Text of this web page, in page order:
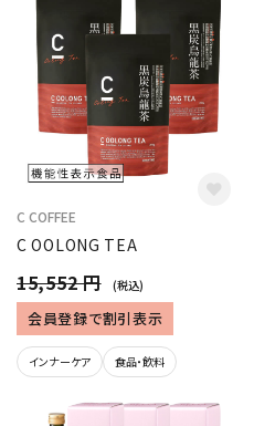
C COFFEE
C OOLONG TEA
15,552 円 (税込)
会員登録で割引表示
インナーケア 食品・飲料